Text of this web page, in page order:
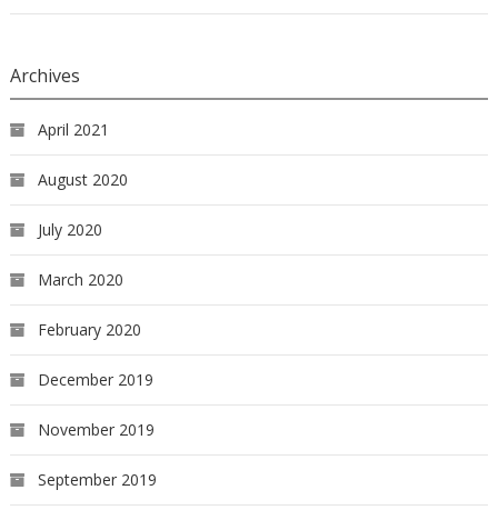
Archives
April 2021
August 2020
July 2020
March 2020
February 2020
December 2019
November 2019
September 2019